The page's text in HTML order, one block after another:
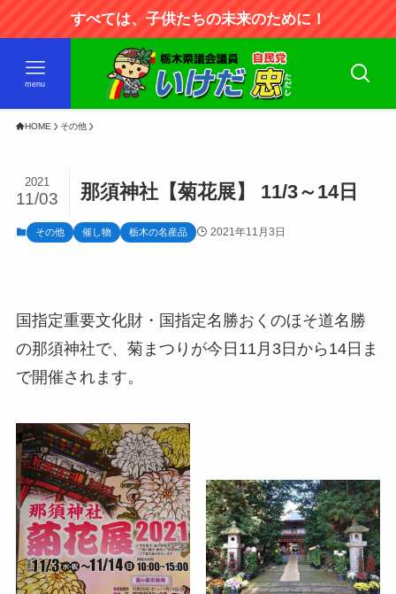
すべては、子供たちの未来のために！
menu
HOME その他
那須神社【菊花展】 11/3～14日
2021
11/03
その他 催し物 栃木の名産品 2021年11月3日
国指定重要文化財・国指定名勝おくのほそ道名勝
の那須神社で、菊まつりが今日11月3日から14日ま
で開催されます。